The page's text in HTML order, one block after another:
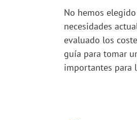
No hemos
necesidades
evaluado los
guía para tomar
importantes para